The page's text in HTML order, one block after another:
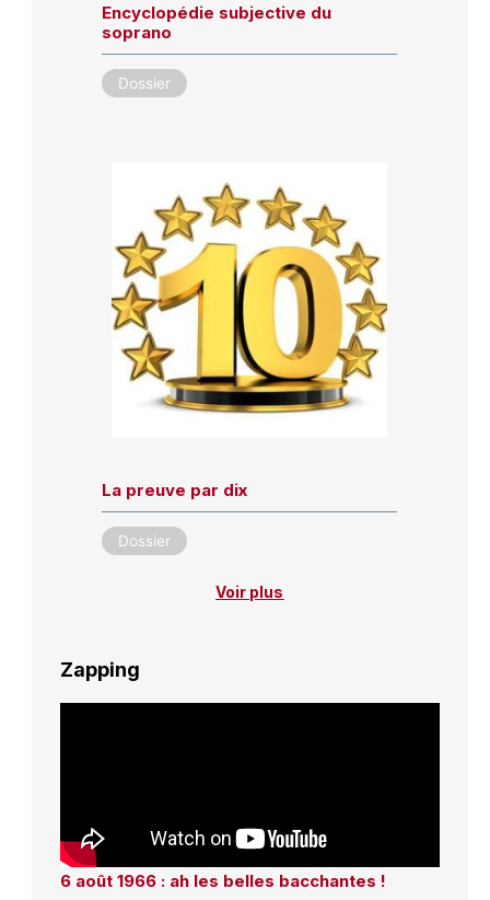
Encyclopédie subjective du
soprano
Dossier
La preuve par dix
Dossier
Voir plus
Zapping
6 août 1966 : ah les belles bacchantes !